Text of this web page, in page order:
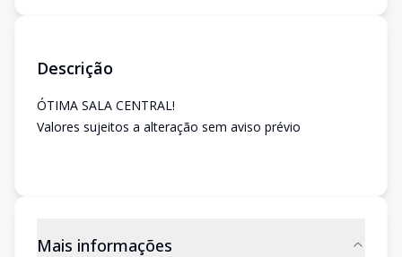
Descrição
ÓTIMA SALA CENTRAL!
Valores sujeitos a alteração sem aviso prévio
Mais informações